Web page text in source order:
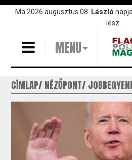
UgrásMa 2026 augusztus 08. László
lesz.
MENU
CÍMLAP NÉZŐPONT